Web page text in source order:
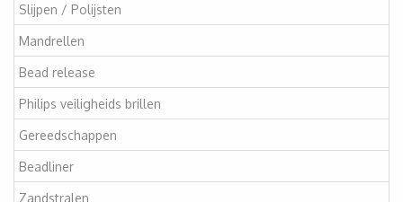
Slijpen / Polijsten
Mandrellen
Bead release
Philips veiligheids brillen
Gereedschappen
Beadliner
Zandstralen